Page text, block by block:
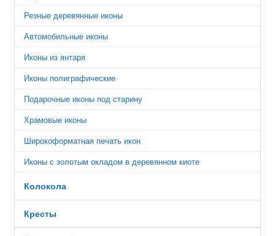
Резные деревянные иконы
Автомобильные иконы
Иконы из янтаря
Иконы полиграфические
Подарочные иконы под старину
Храмовые иконы
Широкоформатная печать икон
Иконы с золотым окладом в деревянном киоте
Колокола
Кресты